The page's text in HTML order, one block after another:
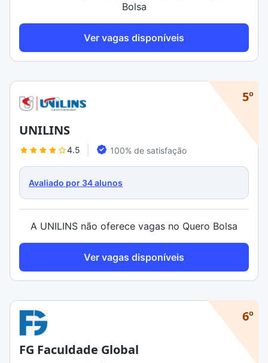
Bolsa
Ver vagas disponíveis
5º
UNILINS
4.5 100% de satisfação
Avaliado por 34 alunos
A UNILINS não oferece vagas no Quero Bolsa
Ver vagas disponíveis
6º
FG Faculdade Global